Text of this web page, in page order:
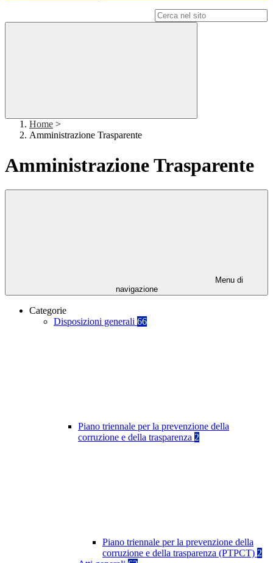
Home >
Amministrazione Trasparente
Amministrazione Trasparente
Menu di
navigazione
Categorie
Disposizioni generali 66
Piano triennale per la prevenzione della
corruzione e della trasparenza 2
Piano triennale per la prevenzione della
corruzione e della trasparenza (PTPCT) 2